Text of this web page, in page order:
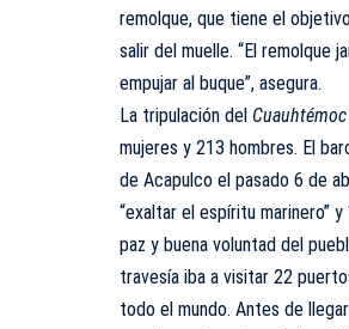
remolque, que tiene el
salir del muelle. “El remolque
empujar al buque”, asegura.
La tripulación del Cuauhtémoc
mujeres y 213 hombres. El
de Acapulco el pasado 6 de
“exaltar el espíritu marinero”
paz y buena voluntad del
travesía iba a visitar 22
todo el mundo. Antes de